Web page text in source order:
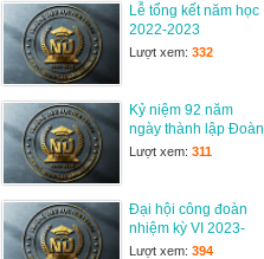
DỰ THẢO Nghị định
Quy định chính sách
tiền lương, chế độ
phụ cấp,…
31/07/2025
Trắc nghiệm Toán 5
19/07/2025
TRƯỜNG TIỂU HỌC
NGUYỄN DU ĐÓN
Lễ tổng kết năm học
2022-2023
Lượt xem: 332
Kỷ niệm 92 năm
ngày thành lập Đoàn
TNCSHCM
Lượt xem: 311
Đại hội công đoàn
nhiệm kỳ VI 2023-
2028
Lượt xem: 394